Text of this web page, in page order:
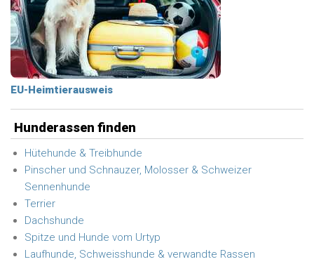
EU-Heimtierausweis
Hunderassen finden
Hütehunde & Treibhunde
Pinscher und Schnauzer, Molosser & Schweizer
Sennenhunde
Terrier
Dachshunde
Spitze und Hunde vom Urtyp
Laufhunde, Schweisshunde & verwandte Rassen